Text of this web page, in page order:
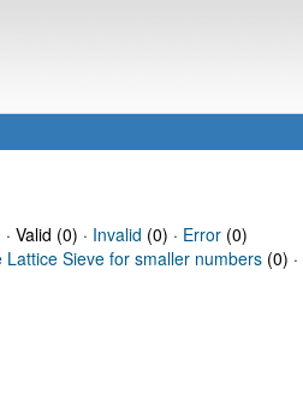
Valid (0) · Invalid (0) · Error(0)
Lattice Sieve for smaller numbers (0) ·